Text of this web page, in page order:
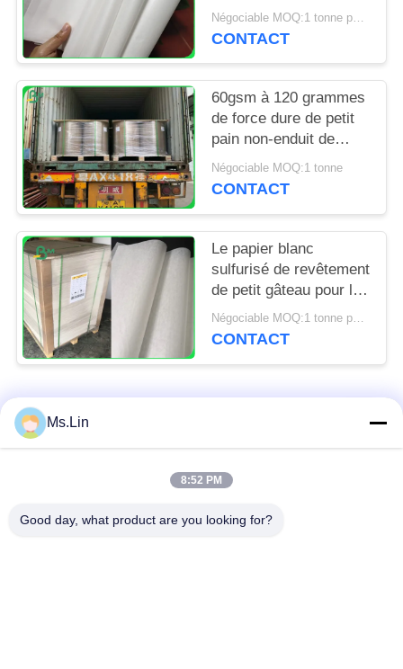
MG emballage pour
emballer ébrèche
Négociable MOQ:1 tonne pour la taille spéciale
CONTACT
60gsm à 120 grammes
de force dure de petit
pain non-enduit de
papier d'emballage
blanchi pour le sac
Négociable MOQ:1 tonne
CONTACT
Le papier blanc
sulfurisé de revêtement
de petit gâteau pour la
cuisine de boulangerie
usine 31 - 38gsm
Négociable MOQ:1 tonne pour la taille commune et 10 tonnes pour la taille spéciale
CONTACT
Catégories populaires
petit pain brun de
Ms.Lin
8:52 PM
Good day, what product are you looking for?